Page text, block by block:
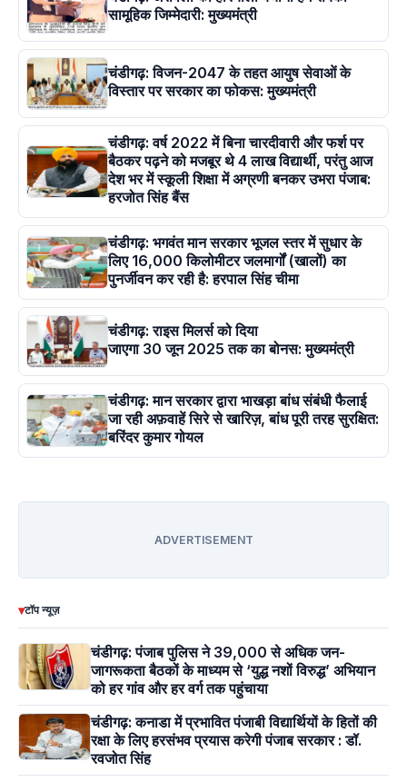
सामूहिक जिम्मेदारी: मुख्यमंत्री
चंडीगढ़: विजन-2047 के तहत आयुष सेवाओं के
विस्तार पर सरकार का फोकस: मुख्यमंत्री
चंडीगढ़: वर्ष 2022 में बिना चारदीवारी और फर्श पर
बैठकर पढ़ने को मजबूर थे 4 लाख विद्यार्थी, परंतु आज
देश भर में स्कूली शिक्षा में अग्रणी बनकर उभरा पंजाब:
हरजोत सिंह बैंस
चंडीगढ़: भगवंत मान सरकार भूजल स्तर में सुधार के
लिए 16,000 किलोमीटर जलमार्गों (खालों) का
पुनर्जीवन कर रही है: हरपाल सिंह चीमा
चंडीगढ़: राइस मिलर्स को दिया
जाएगा 30 जून 2025 तक का बोनस: मुख्यमंत्री
चंडीगढ़: मान सरकार द्वारा भाखड़ा बांध संबंधी फैलाई
जा रही अफ़वाहें सिरे से खारिज़, बांध पूरी तरह सुरक्षित:
बरिंदर कुमार गोयल
ADVERTISEMENT
▾टॉप न्यूज़
चंडीगढ़: पंजाब पुलिस ने 39,000 से अधिक जन-
जागरूकता बैठकों के माध्यम से ‘युद्ध नशों विरुद्ध’ अभियान
को हर गांव और हर वर्ग तक पहुंचाया
चंडीगढ़: कनाडा में प्रभावित पंजाबी विद्यार्थियों के हितों की
रक्षा के लिए हरसंभव प्रयास करेगी पंजाब सरकार : डॉ.
रवजोत सिंह